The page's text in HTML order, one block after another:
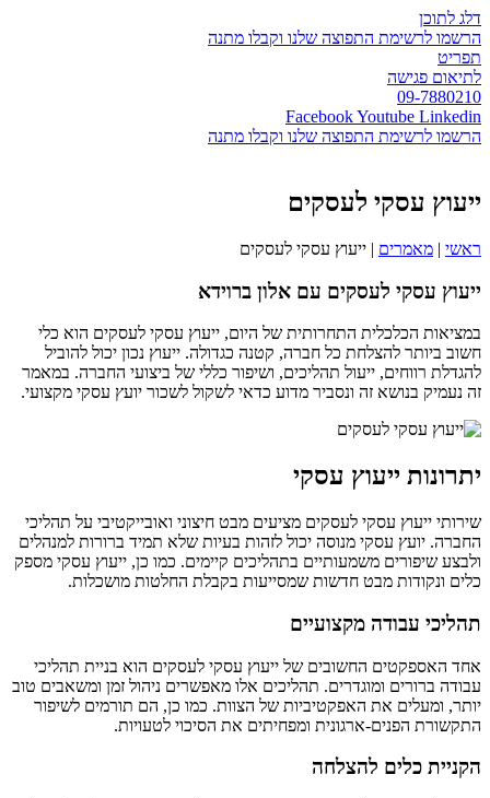
דלג לתוכן
הרשמו לרשימת התפוצה שלנו וקבלו מתנה
תפריט
לתיאום פגישה
09-7880210
FacebookYoutube Linkedin
הרשמו לרשימת התפוצה שלנו וקבלו מתנה
ייעוץ עסקי לעסקים
ראשי | מאמרים | ייעוץ עסקי לעסקים
ייעוץ עסקי לעסקים עם אלון ברוידא
במציאות הכלכלית התחרותית של היום, ייעוץ עסקי לעסקים הוא כלי
חשוב ביותר להצלחת כל חברה, קטנה כגדולה. ייעוץ נכון יכול להוביל
להגדלת רווחים, ייעול תהליכים, ושיפור כללי של ביצועי החברה. במאמר
זה נעמיק בנושא זה ונסביר מדוע כדאי לשקול לשכור יועץ עסקי מקצועי.
יתרונות ייעוץ עסקי
שירותי ייעוץ עסקי לעסקים מציעים מבט חיצוני ואובייקטיבי על תהליכי
החברה. יועץ עסקי מנוסה יכול לזהות בעיות שלא תמיד ברורות למנהלים
ולבצע שיפורים משמעותיים בתהליכים קיימים. כמו כן, ייעוץ עסקי מספק
כלים ונקודות מבט חדשות שמסייעות בקבלת החלטות מושכלות.
תהליכי עבודה מקצועיים
אחד האספקטים החשובים של ייעוץ עסקי לעסקים הוא בניית תהליכי
עבודה ברורים ומוגדרים. תהליכים אלו מאפשרים ניהול זמן ומשאבים טוב
יותר, ומעלים את האפקטיביות של הצוות. כמו כן, הם תורמים לשיפור
התקשורת הפנים-ארגונית ומפחיתים את הסיכוי לטעויות.
הקניית כלים להצלחה